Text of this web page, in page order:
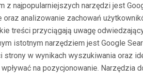
z najpopularniejszych narzędzi jest
oraz analizowanie zachowań
treści przyciągają uwagę
istotnym narzędziem jest Google
strony w wynikach wyszukiwania oraz
na pozycjonowanie. Narzędzia